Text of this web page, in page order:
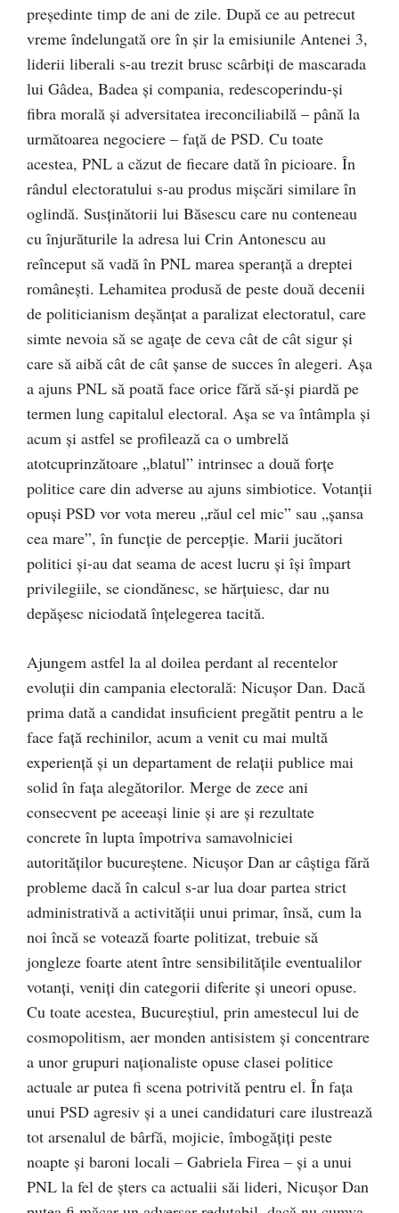
preşedinte timp de ani de zile. După ce au petrecut
vreme îndelungată ore în şir la emisiunile Antenei 3,
liderii liberali s-au trezit brusc scârbiţi de mascarada
lui Gâdea, Badea şi compania, redescoperindu-şi
fibra morală şi adversitatea ireconciliabilă – până la
următoarea negociere – faţă de PSD. Cu toate
acestea, PNL a căzut de fiecare dată în picioare. În
rândul electoratului s-au produs mişcări similare în
oglindă. Susţinătorii lui Băsescu care nu conteneau
cu înjurăturile la adresa lui Crin Antonescu au
reînceput să vadă în PNL marea speranţă a dreptei
româneşti. Lehamitea produsă de peste două decenii
de politicianism deşănţat a paralizat electoratul, care
simte nevoia să se agaţe de ceva cât de cât sigur şi
care să aibă cât de cât şanse de succes în alegeri. Aşa
a ajuns PNL să poată face orice fără să-şi piardă pe
termen lung capitalul electoral. Aşa se va întâmpla şi
acum şi astfel se profilează ca o umbrelă
atotcuprinzătoare „blatul” intrinsec a două forţe
politice care din adverse au ajuns simbiotice. Votanţii
opuşi PSD vor vota mereu „răul cel mic” sau „şansa
cea mare”, în funcţie de percepţie. Marii jucători
politici şi-au dat seama de acest lucru şi îşi împart
privilegiile, se ciondănesc, se hărţuiesc, dar nu
depăşesc niciodată înţelegerea tacită.
Ajungem astfel la al doilea perdant al recentelor
evoluţii din campania electorală: Nicuşor Dan. Dacă
prima dată a candidat insuficient pregătit pentru a le
face faţă rechinilor, acum a venit cu mai multă
experienţă şi un departament de relaţii publice mai
solid în faţa alegătorilor. Merge de zece ani
consecvent pe aceeaşi linie şi are şi rezultate
concrete în lupta împotriva samavolniciei
autorităţilor bucureştene. Nicuşor Dan ar câştiga fără
probleme dacă în calcul s-ar lua doar partea strict
administrativă a activităţii unui primar, însă, cum la
noi încă se votează foarte politizat, trebuie să
jongleze foarte atent între sensibilităţile eventualilor
votanţi, veniţi din categorii diferite şi uneori opuse.
Cu toate acestea, Bucureştiul, prin amestecul lui de
cosmopolitism, aer monden antisistem şi concentrare
a unor grupuri naţionaliste opuse clasei politice
actuale ar putea fi scena potrivită pentru el. În faţa
unui PSD agresiv şi a unei candidaturi care ilustrează
tot arsenalul de bârfă, mojicie, îmbogăţiţi peste
noapte şi baroni locali – Gabriela Firea – şi a unui
PNL la fel de şters ca actualii săi lideri, Nicuşor Dan